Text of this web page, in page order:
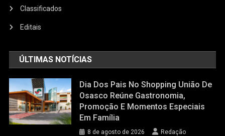
Classificados
Editais
ÚLTIMAS NOTÍCIAS
Dia Dos Pais No Shopping União De
Osasco Reúne Gastronomia,
Promoção E Momentos Especiais
Em Família
8 de agosto de 2026 Redação